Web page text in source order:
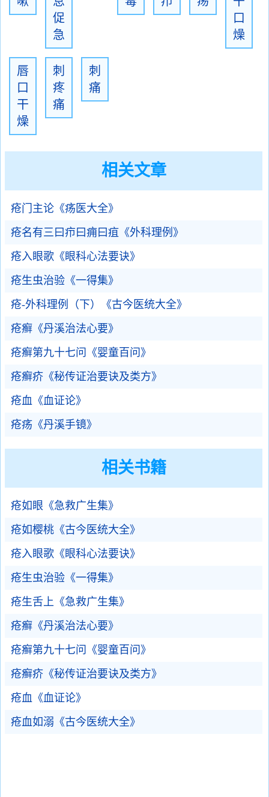
促
急
口
燥
唇
口
干
燥
刺
疼
痛
刺
痛
相关文章
疮门主论《疡医大全》
疮名有三曰疖曰痈曰疽《外科理例》
疮入眼歌《眼科心法要诀》
疮生虫治验《一得集》
疮-外科理例（下）《古今医统大全》
疮癣《丹溪治法心要》
疮癣第九十七问《婴童百问》
疮癣疥《秘传证治要诀及类方》
疮血《血证论》
疮疡《丹溪手镜》
相关书籍
疮如眼《急救广生集》
疮如樱桃《古今医统大全》
疮入眼歌《眼科心法要诀》
疮生虫治验《一得集》
疮生舌上《急救广生集》
疮癣《丹溪治法心要》
疮癣第九十七问《婴童百问》
疮癣疥《秘传证治要诀及类方》
疮血《血证论》
疮血如溺《古今医统大全》